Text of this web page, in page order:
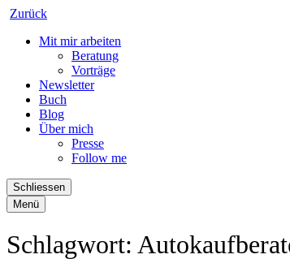
Zurück
Mit mir arbeiten
Beratung
Vorträge
Newsletter
Buch
Blog
Über mich
Presse
Follow me
Schliessen
Menü
Schlagwort: